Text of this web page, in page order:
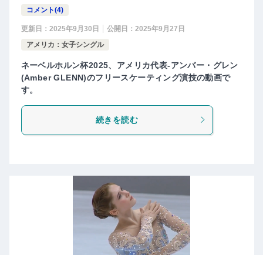
コメント(4)
更新日： 2025年9月30日 公開日： 2025年9月27日
アメリカ：女子シングル
ネーベルホルン杯2025、アメリカ代表-アンバー・グレン
(Amber GLENN)のフリースケーティング演技の動画で
す。
続きを読む